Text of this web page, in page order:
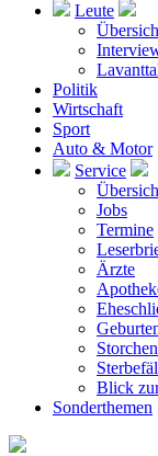
Leute
Politik
Wirtschaft
Sport
Auto & Motor
Service
Jobs
Termine
Ärzte
Blick
Sonderthemen